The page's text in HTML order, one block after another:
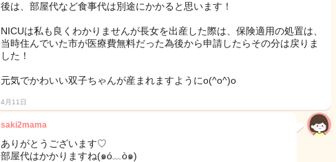
後は、部屋代など食事代は別途にかかると思います！
NICUは私も良くわかりませんが長女を出産した際は、保険適用の処置は、
当時住んでいた市が医療費無料だった為後から申請したらその分は戻りま
した！
元気でかわいい双子ちゃんが産まれますようにo(^o^)o
4月11日
saki2mama
ありがとうございます♡
部屋代はかかりますね(๑ó﹏ò๑)